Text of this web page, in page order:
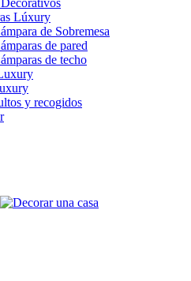
Lúxury
de Sobremesa
de pared
de techo
y recogidos